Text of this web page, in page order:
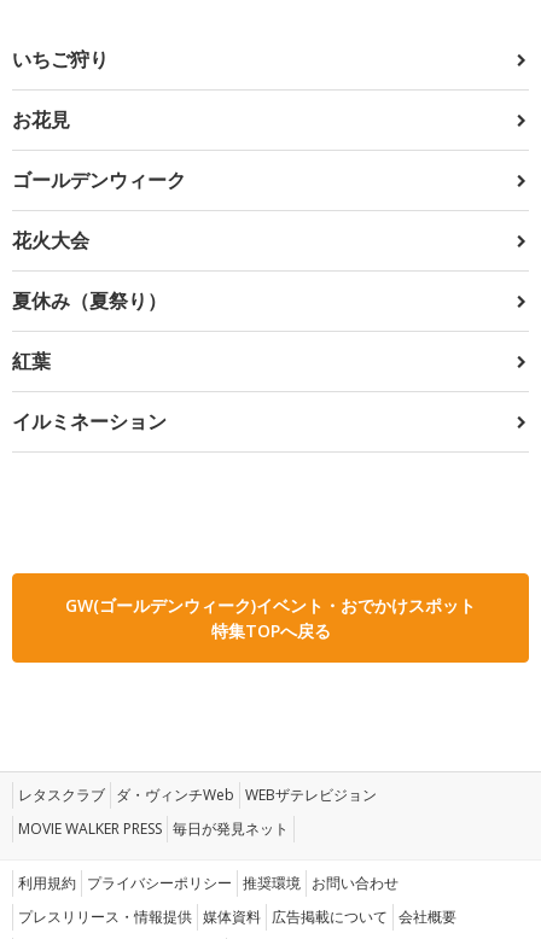
いちご狩り
お花見
ゴールデンウィーク
花火大会
夏休み（夏祭り）
紅葉
イルミネーション
GW(ゴールデンウィーク)イベント・おでかけスポット
特集TOPへ戻る
レタスクラブ ダ・ヴィンチWeb WEBザテレビジョン
MOVIE WALKER PRESS 毎日が発見ネット
利用規約 プライバシーポリシー 推奨環境 お問い合わせ
プレスリリース・情報提供 媒体資料 広告掲載について 会社概要